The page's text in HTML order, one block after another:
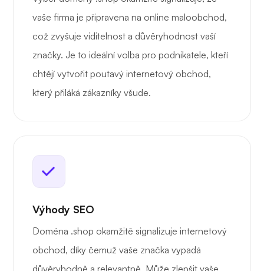
vaše firma je připravena na online maloobchod,
což zvyšuje viditelnost a důvěryhodnost vaší
značky. Je to ideální volba pro podnikatele, kteří
chtějí vytvořit poutavý internetový obchod,
který přiláká zákazníky všude.
Výhody SEO
Doména .shop okamžitě signalizuje internetový
obchod, díky čemuž vaše značka vypadá